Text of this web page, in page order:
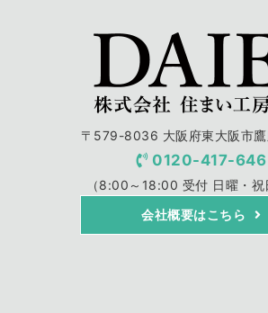
〒579-8036 大阪府東大阪市
0120-417-646
（8:00～18:00 受付 日曜・祝
会社概要はこちら